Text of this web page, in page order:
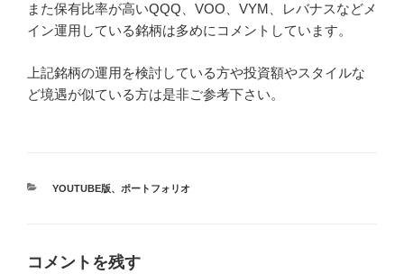
また保有比率が高いQQQ、VOO、VYM、レバナスなどメ
イン運用している銘柄は多めにコメントしています。
上記銘柄の運用を検討している方や投資額やスタイルな
ど境遇が似ている方は是非ご参考下さい。
カ
YOUTUBE版、 ポートフォリオ
コメントを残す